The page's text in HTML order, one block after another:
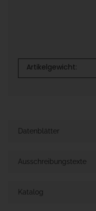
Artikelgewicht:
Datenblätter
Ausschreibungstexte
Katalog